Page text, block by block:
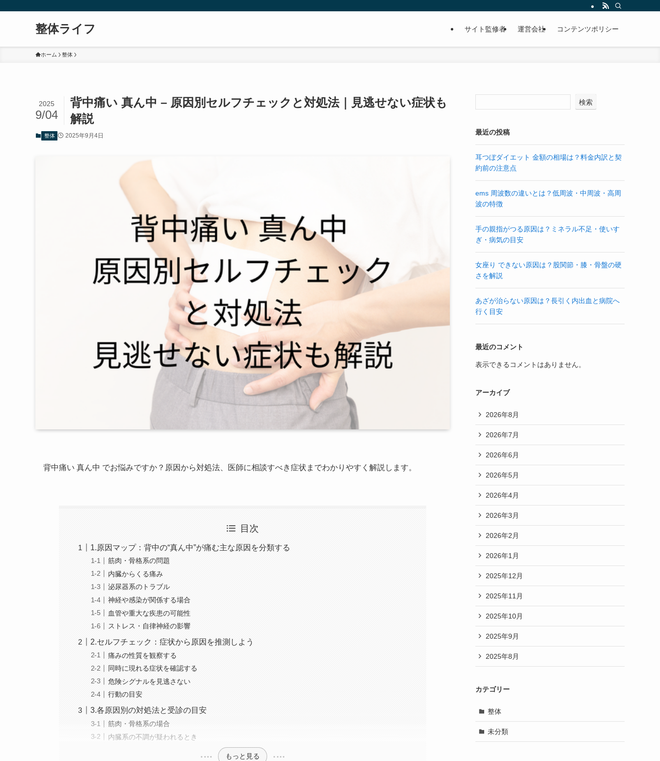
整体ライフ サイト監修者 運営会社 コンテンツポリシー
ホーム 整体
背中痛い 真ん中 – 原因別セルフチェックと対処法｜見逃せない症状も
解説
2025
9/04
整体 2025年9月4日
背中痛い 真ん中 でお悩みですか？原因から対処法、医師に相談すべき症状までわかりやすく解説します。
目次
1.原因マップ：背中の“真ん中”が痛む主な原因を分類する
筋肉・骨格系の問題
内臓からくる痛み
泌尿器系のトラブル
神経や感染が関係する場合
血管や重大な疾患の可能性
ストレス・自律神経の影響
2.セルフチェック：症状から原因を推測しよう
痛みの性質を観察する
同時に現れる症状を確認する
危険シグナルを見逃さない
行動の目安
3.各原因別の対処法と受診の目安
筋肉・骨格系の場合
内臓系の不調が疑われるとき
もっと見る
検索
最近の投稿
耳つぼダイエット 金額の相場は？料金内訳と契
約前の注意点
ems 周波数の違いとは？低周波・中周波・高周
波の特徴
手の親指がつる原因は？ミネラル不足・使いす
ぎ・病気の目安
女座り できない原因は？股関節・膝・骨盤の硬
さを解説
あざが治らない原因は？長引く内出血と病院へ
行く目安
最近のコメント
表示できるコメントはありません。
アーカイブ
2026年8月
2026年7月
2026年6月
2026年5月
2026年4月
2026年3月
2026年2月
2026年1月
2025年12月
2025年11月
2025年10月
2025年9月
2025年8月
カテゴリー
整体
未分類